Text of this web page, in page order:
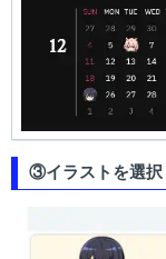
③イラストを選択